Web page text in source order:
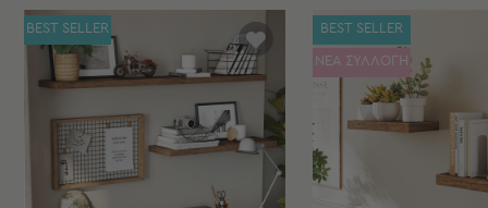
Τσάντες
Νεσεσέρ
Θαλάσσης
Νεσεσέρ
Παραλίας
BEST SELLER BEST SELLER
ΝΕΑ ΣΥΛΛΟΓΗ